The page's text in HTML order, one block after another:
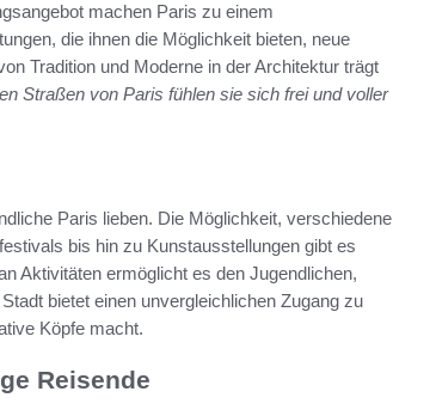
machen Paris zu einem
die ihnen die Möglichkeit bieten, neue
Tradition und Moderne in der Architektur trägt
Straßen von Paris fühlen sie sich frei und voller
Paris lieben. Die Möglichkeit, verschiedene
bis hin zu Kunstausstellungen gibt es
Aktivitäten ermöglicht es den Jugendlichen,
bietet einen unvergleichlichen Zugang zu
Köpfe macht.
Reisende